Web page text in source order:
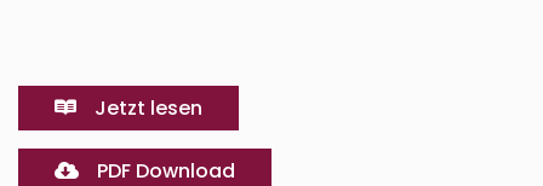
Jetzt lesen
PDF Download